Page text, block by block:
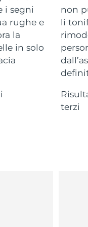
i segni
rughe e
la
in solo
non
li
terzi
stimata 8/14/26
stimata 8/10/26
stimata 8/13/26
8/12/26